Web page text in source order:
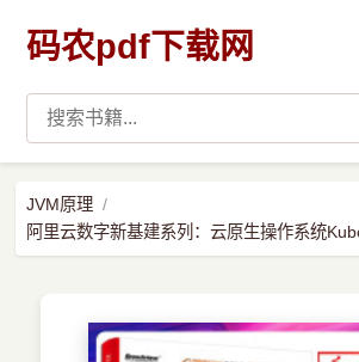
码农pdf下载网
数据科学与人工智能
JVM原理
阿里云数字新基建系列：云原生操作系统